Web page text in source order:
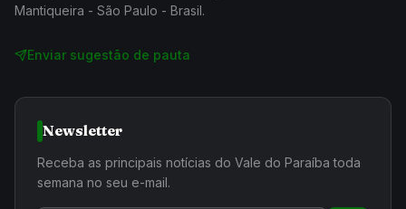
Mantiqueira - São Paulo - Brasil.
Enviar sugestão de pauta
Newsletter
Receba as principais notícias do Vale do Paraíba toda
semana no seu e-mail.